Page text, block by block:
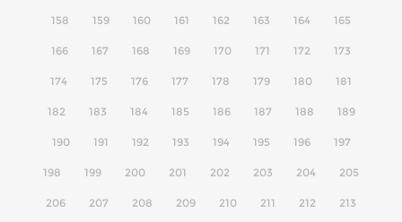
158 159 160 161 162 163 164 165
166 167 168 169 170 171 172 173
174 175 176 177 178 179 180 181
182 183 184 185 186 187 188 189
190 191 192 193 194 195 196 197
198 199 200 201 202 203 204 205
206 207 208 209 210 211 212 213